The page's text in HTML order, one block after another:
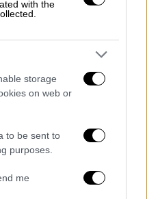
with the
storage
on web or
to be sent to
purposes.
me
πιθανό να
τουρκο-ελληνικά
προς τα σύνορα
οι αντιδράσεις
τόσο κατά των
αλληλεγγύης
Αυτό μπορεί να
του τύπου ‘Ζήτω
σκεφτεί τώρα η